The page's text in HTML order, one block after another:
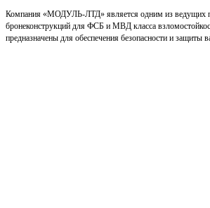
Компания «МОДУЛЬ-ЛТД» является одним из ведущих
бронеконструкций для ФСБ и МВД класса
предназначены для обеспечения безопасности и защиты